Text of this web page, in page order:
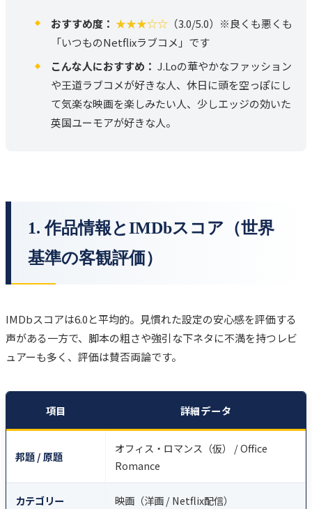
おすすめ度： ★★★☆☆ （3.0/5.0）※良くも悪くも
「いつものNetflixラブコメ」です
こんな人におすすめ： J.Loの華やかなファッション
や王道ラブコメが好きな人、休日に頭を空っぽにし
て気楽な映画を楽しみたい人、少しエッジの効いた
英国ユーモアが好きな人。
1. 作品情報とIMDbスコア（世界
基準の客観評価）
IMDbスコアは6.0と平均的。見慣れた設定の安心感を評価する
声がある一方で、脚本の粗さや強引な下ネタに不満を持つレビ
ュアーも多く、評価は賛否両論です。
項目 詳細データ
邦題 / 原題
オフィス・ロマンス（仮） / Office
Romance
カテゴリー 映画（洋画 / Netflix配信）